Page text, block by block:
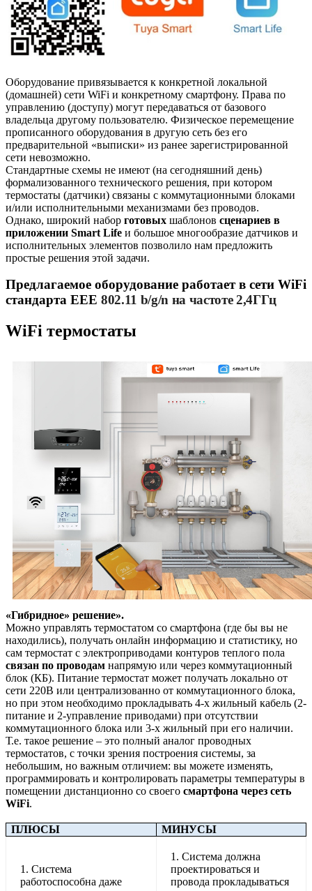
Оборудование привязывается к конкретной локальной
(домашней) сети WiFi и конкретному смартфону. Права по
управлению (доступу) могут передаваться от базового
владельца другому пользователю. Физическое перемещение
прописанного оборудования в другую сеть без его
предварительной «выписки» из ранее зарегистрированной
сети невозможно.
Стандартные схемы не имеют (на сегодняшний день)
формализованного технического решения, при котором
термостаты (датчики) связаны с коммутационными блоками
и/или исполнительными механизмами без проводов.
Однако, широкий набор готовых шаблонов сценариев в
приложении Smart Life и большое многообразие датчиков и
исполнительных элементов позволило нам предложить
простые решения этой задачи.
Предлагаемое оборудование работает в сети WiFi
стандарта ЕЕЕ 802.11 b/g/n на частоте 2,4ГГц
WiFi термостаты
«Гибридное» решение».
Можно управлять термостатом со смартфона (где бы вы не
находились), получать онлайн информацию и статистику, но
сам термостат с электроприводами контуров теплого пола
связан по проводам напрямую или через коммутационный
блок (КБ). Питание термостат может получать локально от
сети 220В или централизованно от коммутационного блока,
но при этом необходимо прокладывать 4-х жильный кабель (2-
питание и 2-управление приводами) при отсутствии
коммутационного блока или 3-х жильный при его наличии.
Т.е. такое решение – это полный аналог проводных
термостатов, с точки зрения построения системы, за
небольшим, но важным отличием: вы можете изменять,
программировать и контролировать параметры температуры в
помещении дистанционно со своего смартфона через сеть
WiFi.
ПЛЮСЫ МИНУСЫ
1. Система
работоспособна даже
1. Система должна
проектироваться и
провода прокладываться